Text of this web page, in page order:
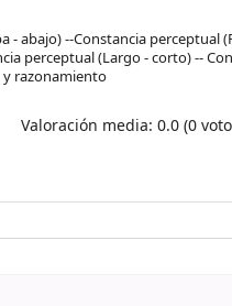
- abajo) --Constancia perceptual
perceptual (Largo - corto) --
y razonamiento
Valoración media: 0.0 (0